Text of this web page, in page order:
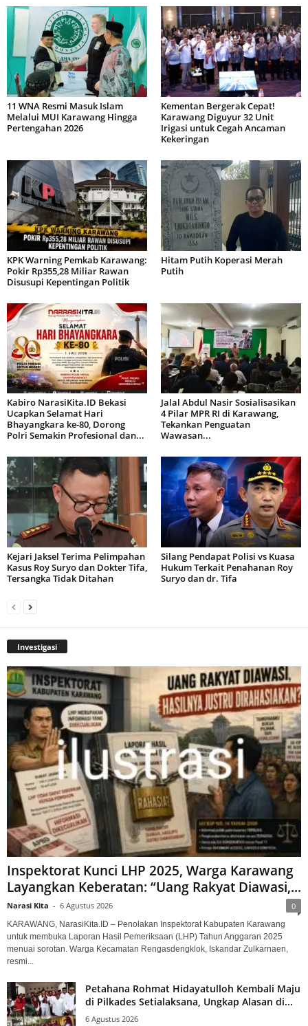
11 WNA Resmi Masuk Islam
Melalui MUI Karawang Hingga
Pertengahan 2026
Kementan Bergerak Cepat!
Karawang Diguyur 32 Unit
Irigasi untuk Cegah Ancaman
Kekeringan
KPK Warning Pemkab Karawang:
Pokir Rp355,28 Miliar Rawan
Disusupi Kepentingan Politik
Hitam Putih Koperasi Merah
Putih
Kabiro NarasiKita.ID Bekasi
Ucapkan Selamat Hari
Bhayangkara ke-80, Dorong
Polri Semakin Profesional dan...
Jalal Abdul Nasir Sosialisasikan
4 Pilar MPR RI di Karawang,
Tekankan Penguatan
Wawasan...
Kejari Jaksel Terima Pelimpahan
Kasus Roy Suryo dan Dokter Tifa,
Tersangka Tidak Ditahan
Silang Pendapat Polisi vs Kuasa
Hukum Terkait Penahanan Roy
Suryo dan dr. Tifa
Investigasi
Inspektorat Kunci LHP 2025, Warga Karawang
Layangkan Keberatan: “Uang Rakyat Diawasi,...
Narasi Kita - 6 Agustus 2026 0
KARAWANG, NarasiKita.ID – Penolakan Inspektorat Kabupaten Karawang
untuk membuka Laporan Hasil Pemeriksaan (LHP) Tahun Anggaran 2025
menuai sorotan. Warga Kecamatan Rengasdengklok, Iskandar Zulkarnaen,
resmi...
Petahana Rohmat Hidayatulloh Kembali Maju
di Pilkades Setialaksana, Ungkap Alasan di...
6 Agustus 2026